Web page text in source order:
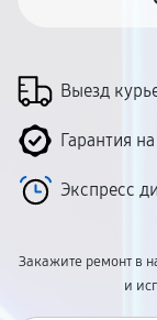
Выезд
Гарантия
Экспресс
Закажите ремонт в
и